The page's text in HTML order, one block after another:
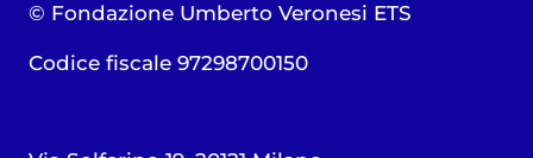
© Fondazione Umberto Veronesi ETS
Codice fiscale 97298700150